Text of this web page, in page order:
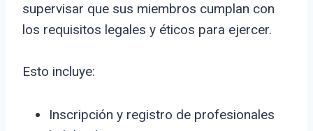
supervisar que sus miembros cumplan con
los requisitos legales y éticos para ejercer.
Esto incluye:
Inscripción y registro de profesionales